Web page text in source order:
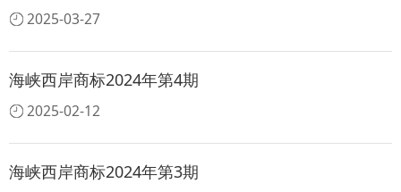
2025-03-27
海峡西岸商标2024年第4期
2025-02-12
海峡西岸商标2024年第3期